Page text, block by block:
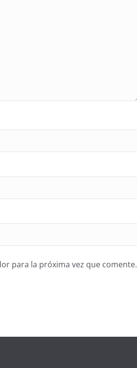
para la próxima vez que comente.